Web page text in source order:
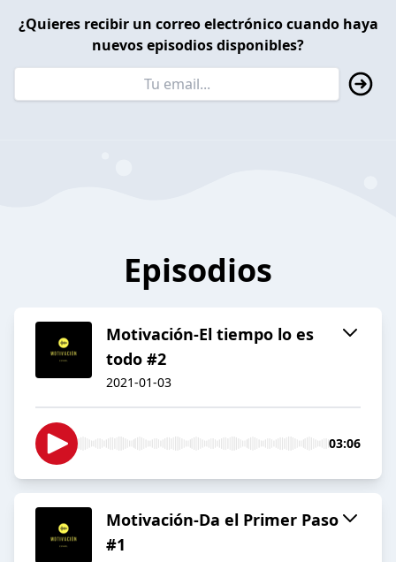
¿Quieres recibir un correo electrónico cuando haya
nuevos episodios disponibles?
Episodios
Motivación-El tiempo lo es
todo #2
2021-01-03
03:06
Motivación-Da el Primer Paso
#1